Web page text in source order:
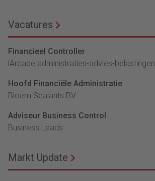
Vacatures
Financieel Controller
lArcade administraties-advies-belastingen
Hoofd Financiële Administratie
Bloem Sealants BV
Adviseur Business Control
Business Leads
Markt Update